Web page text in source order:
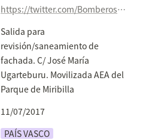
https://twitter.com/BomberosBilbao/status/884826587971059712
Salida para
revisión/saneamiento de
fachada. C/ José María
Ugarteburu. Movilizada AEA del
Parque de Miribilla
11/07/2017
PAÍS VASCO